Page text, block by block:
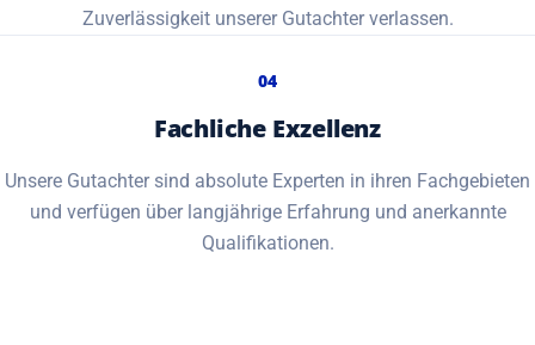
Zuverlässigkeit unserer Gutachter verlassen.
04
Fachliche Exzellenz
Unsere Gutachter sind absolute Experten in ihren Fachgebieten
und verfügen über langjährige Erfahrung und anerkannte
Qualifikationen.